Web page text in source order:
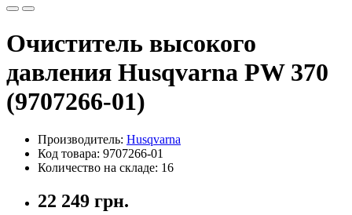
Очиститель высокого
давления Husqvarna PW 370
(9707266-01)
Производитель: Husqvarna
Код товара: 9707266-01
Количество на складе: 16
22 249 грн.